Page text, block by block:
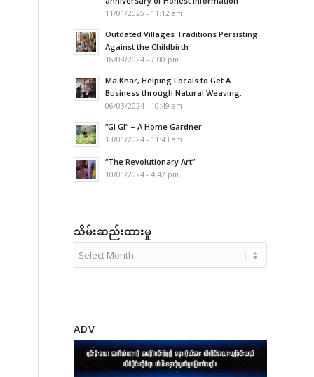
11/01/2025 - 11:12 am
Outdated Villages Traditions Persisting
Against the Childbirth
16/03/2024 - 7:00 pm
Ma Khar, Helping Locals to Get A
Business through Natural Weaving.
06/03/2024 - 10:49 am
“Gi GI” – A Home Gardner
13/01/2024 - 11:43 am
“The Revolutionary Art”
10/01/2024 - 4:42 pm
သိမ်းဆည်းထားမှု
ADV